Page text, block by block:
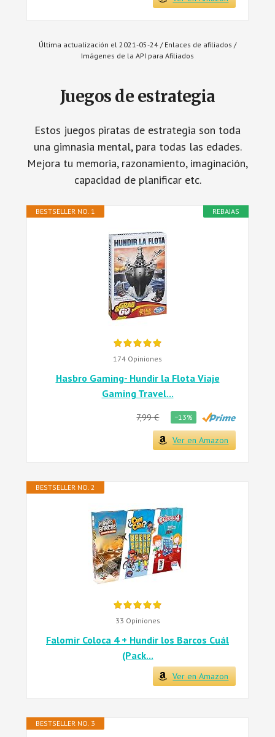
Última actualización el 2021-05-24 / Enlaces de afiliados /
Imágenes de la API para Afiliados
Juegos de estrategia
Estos juegos piratas de estrategia son toda
una gimnasia mental, para todas las edades.
Mejora tu memoria, razonamiento, imaginación,
capacidad de planificar etc.
REBAJAS
BESTSELLER NO. 1
174 Opiniones
Hasbro Gaming- Hundir la Flota Viaje
Gaming Travel...
7,99 € −13%
Ver en Amazon
BESTSELLER NO. 2
33 Opiniones
Falomir Coloca 4 + Hundir los Barcos Cuál
(Pack...
Ver en Amazon
BESTSELLER NO. 3